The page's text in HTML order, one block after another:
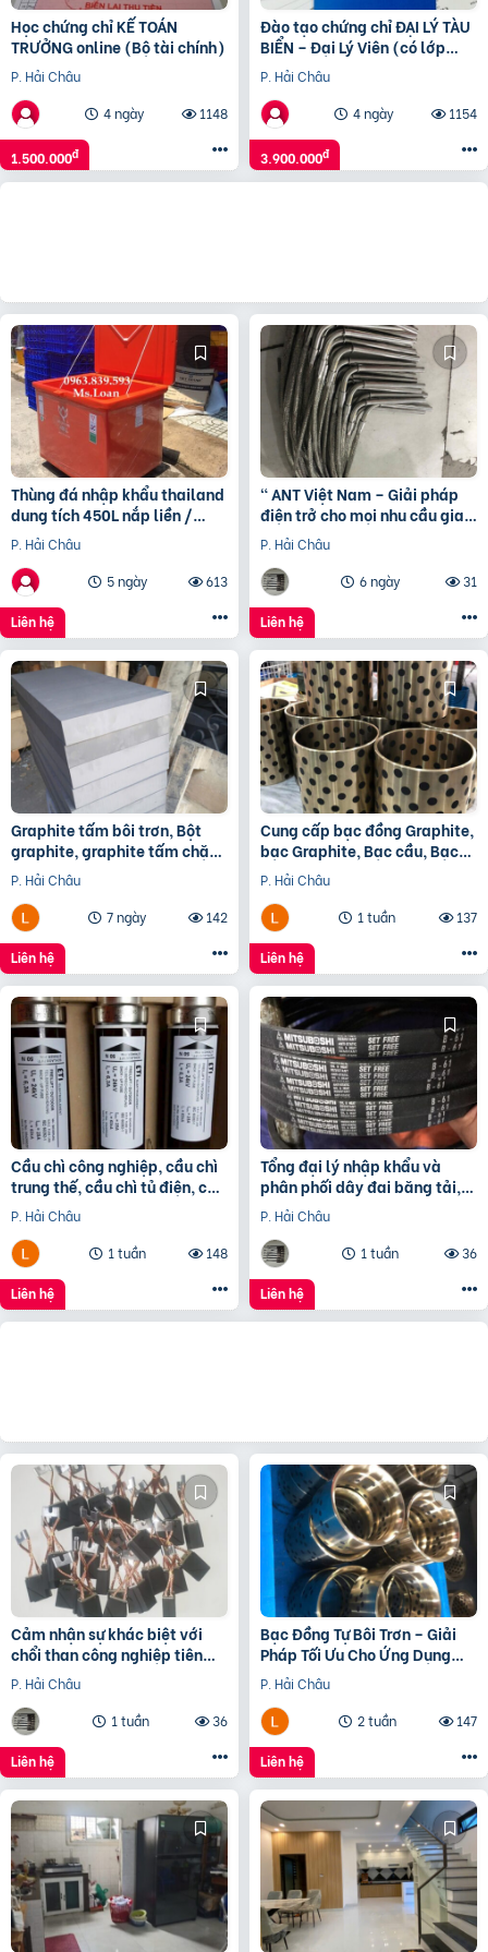
Học chứng chỉ KẾ TOÁN
TRƯỞNG online (Bộ tài chính)
P. Hải Châu
4 ngày
1148
1.500.000đ
Đào tạo chứng chỉ ĐẠI LÝ TÀU
BIỂN – Đại Lý Viên (có lớp
online)
P. Hải Châu
4 ngày
1154
3.900.000đ
Thùng đá nhập khẩu thailand
dung tích 450L nắp liền /
0963 839 593 Ms.Loan
P. Hải Châu
5 ngày
613
Liên hệ
“ ANT Việt Nam – Giải pháp
điện trở cho mọi nhu cầu gia
nhiệt.”
P. Hải Châu
6 ngày
31
Liên hệ
Graphite tấm bôi trơn, Bột
graphite, graphite tấm chặn
đầu lò, điện cực graphite
P. Hải Châu
7 ngày
142
Liên hệ
Cung cấp bạc đồng Graphite,
bạc Graphite, Bạc cầu, Bạc
đồng theo yêu cầu
P. Hải Châu
1 tuần
137
Liên hệ
Cầu chì công nghiệp, cầu chì
trung thế, cầu chì tủ điện, cầu
chì trạm biến áp, cầu chì tự
rơi
P. Hải Châu
1 tuần
148
Liên hệ
Tổng đại lý nhập khẩu và
phân phối dây đai băng tải,
dây Curoa các loại
P. Hải Châu
1 tuần
36
Liên hệ
Cảm nhận sự khác biệt với
chổi than công nghiệp tiên
tiến nhất của chúng tôi.
P. Hải Châu
1 tuần
36
Liên hệ
Bạc Đồng Tự Bôi Trơn – Giải
Pháp Tối Ưu Cho Ứng Dụng
Chống Mài Mòn Và Giảm Ma
Sát
P. Hải Châu
2 tuần
147
Liên hệ